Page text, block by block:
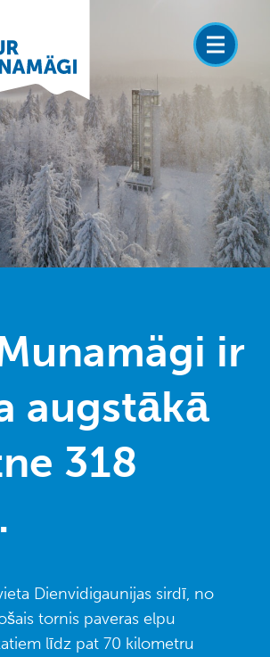
ir
augstākā
318
Dienvidigaunijas sirdī, no
tornis paveras elpu
līdz pat 70 kilometru